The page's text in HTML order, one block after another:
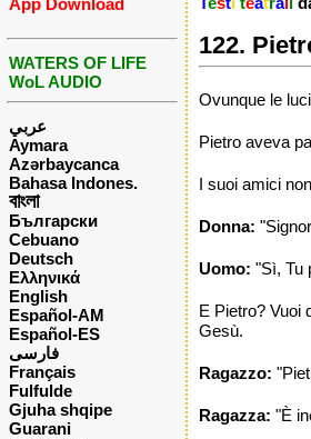
App Download
WATERS OF LIFE
WoL AUDIO
عربي
Aymara
Azərbaycanca
Bahasa Indones.
বাংলা
Български
Cebuano
Deutsch
Ελληνικά
English
Español-AM
Español-ES
فارسی
Français
Fulfulde
Gjuha shqipe
Guarani
122.
Ovunque le
Pietro aveva
I suoi amici
Donna:
Uomo: "Sì, Tu
E Pietro? Vuoi
Gesù.
Ragazzo:
Ragazza: "È